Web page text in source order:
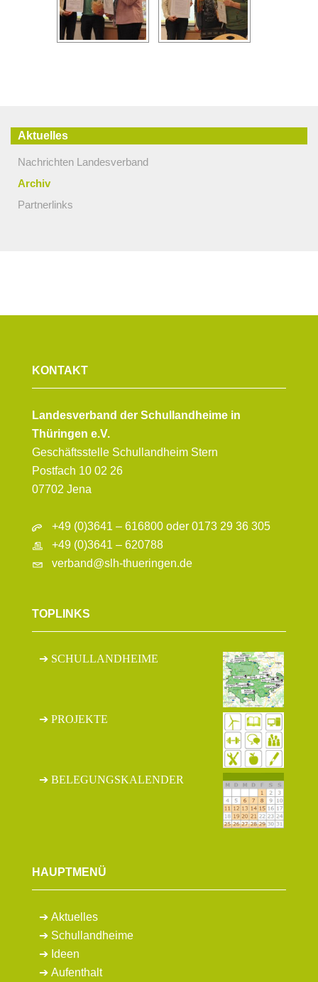
Aktuelles
Nachrichten Landesverband
Archiv
Partnerlinks
KONTAKT
Landesverband der Schullandheime in
Thüringen e.V.
Geschäftsstelle Schullandheim Stern
Postfach 10 02 26
07702 Jena
+49 (0)3641 – 616800 oder 0173 29 36 305
+49 (0)3641 – 620788
verband@slh-thueringen.de
TOPLINKS
SCHULLANDHEIME
PROJEKTE
BELEGUNGSKALENDER
HAUPTMENÜ
Aktuelles
Schullandheime
Ideen
Aufenthalt